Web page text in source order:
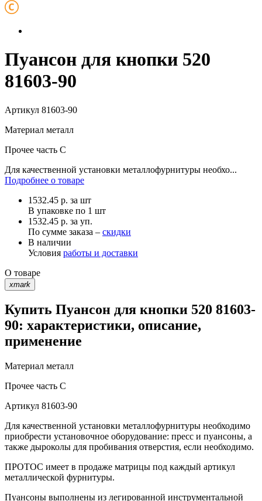
Пуансон для кнопки 520
81603-90
Артикул 81603-90
Материал металл
Прочее часть C
Для качественной установки металлофурнитуры необхо...
Подробнее о товаре
1532.45 р. за шт
В упаковке по 1 шт
1532.45 р. за уп.
По сумме заказа – скидки
В наличии
Условия работы и доставки
О товаре
xmark
Купить Пуансон для кнопки 520 81603-
90: характеристики, описание,
применение
Материал металл
Прочее часть C
Артикул 81603-90
Для качественной установки металлофурнитуры необходимо
приобрести установочное оборудование: пресс и пуансоны, а
также дыроколы для пробивания отверстия, если необходимо.
ПРОТОС имеет в продаже матрицы под каждый артикул
металлической фурнитуры.
Пуансоны выполнены из легированной инструментальной